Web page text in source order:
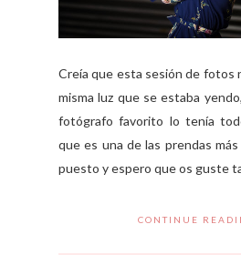
Creía que esta sesión de fotos
misma luz que se estaba
fotógrafo favorito lo tenía
que es una de las prendas
puesto y espero que os guste
CONTINUE